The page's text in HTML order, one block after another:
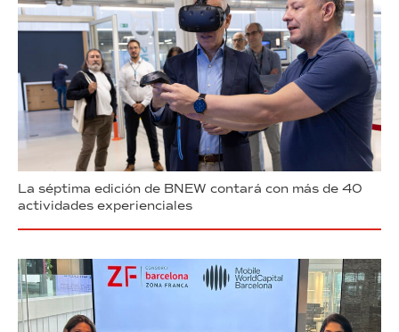
La séptima edición de BNEW contará con más de 40
actividades experienciales